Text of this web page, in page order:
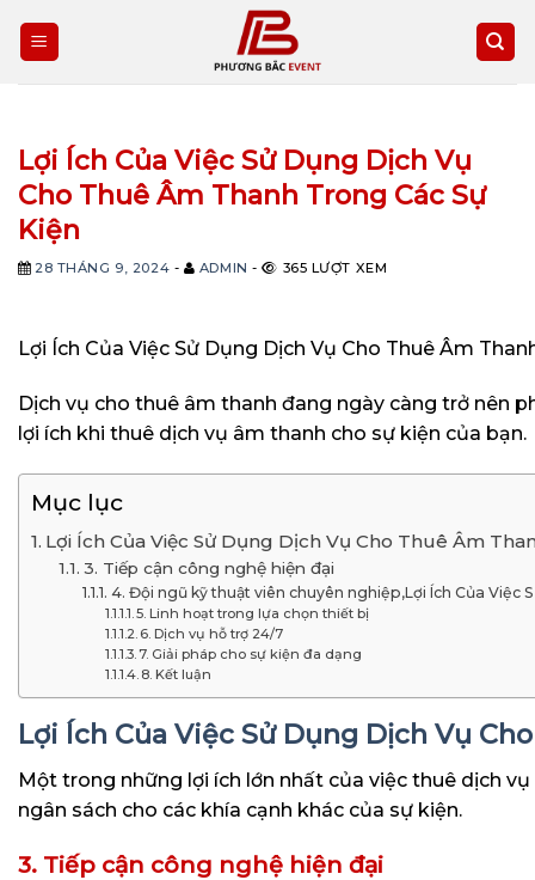
Lợi Ích Của Việc Sử Dụng Dịch Vụ
Cho Thuê Âm Thanh Trong Các Sự
Kiện
28 THÁNG 9, 2024 - ADMIN - 365 LƯỢT XEM
Lợi Ích Của Việc Sử Dụng Dịch Vụ Cho Thuê Âm
Dịch vụ cho thuê âm thanh đang ngày càng trở nên
lợi ích khi thuê dịch vụ âm thanh cho sự kiện của bạn.
Mục lục
Lợi Ích Của Việc Sử Dụng Dịch Vụ Cho Thuê Âm
3. Tiếp cận công nghệ hiện đại
4. Đội ngũ kỹ thuật viên chuyên nghiệp,Lợi Ích Của Việc
5. Linh hoạt trong lựa chọn thiết bị
6. Dịch vụ hỗ trợ 24/7
7. Giải pháp cho sự kiện đa dạng
8. Kết luận
Lợi Ích Của Việc Sử Dụng Dịch Vụ
Một trong những lợi ích lớn nhất của việc thuê dịch
ngân sách cho các khía cạnh khác của sự kiện.
3. Tiếp cận công nghệ hiện đại